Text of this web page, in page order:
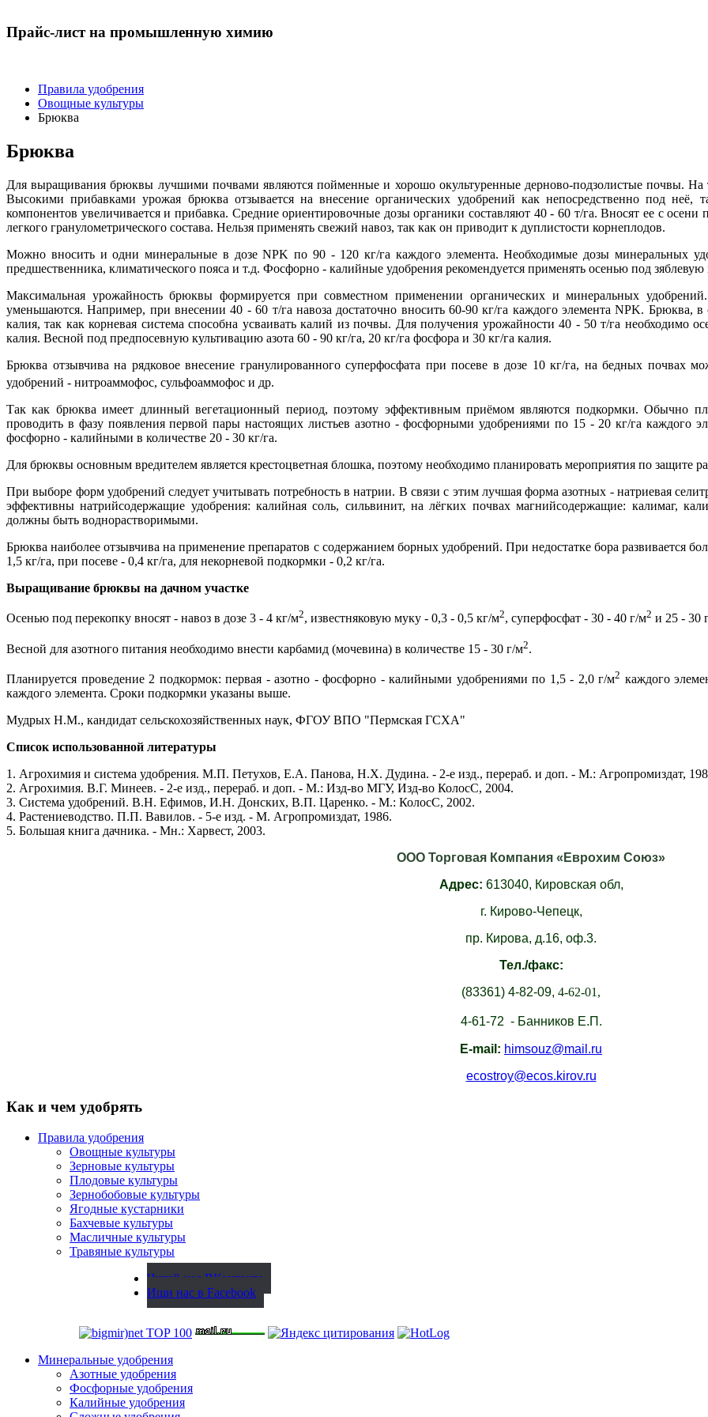
Прайс-лист на промышленную химию
Правила удобрения
Овощные культуры
Брюква
Брюква
Для выращивания брюквы лучшими почвами являются пойменные и хорошо окультуренные дерново-подзолистые почвы. На
Высокими прибавками урожая брюква отзывается на внесение органических удобрений как непосредственно под
компонентов увеличивается и прибавка. Средние ориентировочные дозы органики составляют 40 - 60 т/га. Вносят ее с
легкого гранулометрического состава. Нельзя применять свежий навоз, так как он приводит к дуплистости корнеплодов.
Можно вносить и одни минеральные в дозе NPK по 90 - 120 кг/га каждого элемента. Необходимые дозы минеральных
предшественника, климатического пояса и т.д. Фосфорно - калийные удобрения рекомендуется применять осенью под
Максимальная урожайность брюквы формируется при совместном применении органических и минеральных
уменьшаются. Например, при внесении 40 - 60 т/га навоза достаточно вносить 60-90 кг/га каждого элемента NPK. Брюква, в
калия, так как корневая система способна усваивать калий из почвы. Для получения урожайности 40 - 50 т/га необходимо
калия. Весной под предпосевную культивацию азота 60 - 90 кг/га, 20 кг/га фосфора и 30 кг/га калия.
Брюква отзывчива на рядковое внесение гранулированного суперфосфата при посеве в дозе 10 кг/га, на бедных почвах
удобрений - нитроаммофос, сульфоаммофос и др.
Так как брюква имеет длинный вегетационный период, поэтому эффективным приёмом являются подкормки. Обычно
проводить в фазу появления первой пары настоящих листьев азотно - фосфорными удобрениями по 15 - 20 кг/га каждого
фосфорно - калийными в количестве 20 - 30 кг/га.
Для брюквы основным вредителем является крестоцветная блошка, поэтому необходимо планировать мероприятия по защите
При выборе форм удобрений следует учитывать потребность в натрии. В связи с этим лучшая форма азотных - натриевая
эффективны натрийсодержащие удобрения: калийная соль, сильвинит, на лёгких почвах магнийсодержащие: калимаг,
должны быть воднорастворимыми.
Брюква наиболее отзывчива на применение препаратов с содержанием борных удобрений. При недостатке бора развивается
1,5 кг/га, при посеве - 0,4 кг/га, для некорневой подкормки - 0,2 кг/га.
Выращивание брюквы на дачном участке
Осенью под перекопку вносят - навоз в дозе 3 - 4 кг/м2, известняковую муку - 0,3 - 0,5 кг/м2, суперфосфат - 30 - 40 г/м2 и 25 - 30
Весной для азотного питания необходимо внести карбамид (мочевина) в количестве 15 - 30 г/м2.
Планируется проведение 2 подкормок: первая - азотно - фосфорно - калийными удобрениями по 1,5 - 2,0 г/м2 каждого
каждого элемента. Сроки подкормки указаны выше.
Мудрых Н.М., кандидат сельскохозяйственных наук, ФГОУ ВПО "Пермская ГСХА"
Список использованной литературы
1. Агрохимия и система удобрения. М.П. Петухов, Е.А. Панова, Н.Х. Дудина. - 2-е изд., перераб. и доп. - М.: Агропромиздат,
2. Агрохимия. В.Г. Минеев. - 2-е изд., перераб. и доп. - М.: Изд-во МГУ, Изд-во КолосС, 2004.
3. Система удобрений. В.Н. Ефимов, И.Н. Донских, В.П. Царенко. - М.: КолосС, 2002.
4. Растениеводство. П.П. Вавилов. - 5-е изд. - М. Агропромиздат, 1986.
5. Большая книга дачника. - Мн.: Харвест, 2003.
ООО Торговая Компания «Еврохим Союз»
Адрес: 613040, Кировская обл,
г. Кирово-Чепецк,
пр. Кирова, д.16, оф.3.
Тел./факс:
(83361) 4-82-09, 4-62-01,
4-61-72 - Банников Е.П.
E-mail: himsouz@mail.ru
ecostroy@ecos.kirov.ru
Как и чем удобрять
Правила удобрения
Овощные культуры
Зерновые культуры
Плодовые культуры
Зернобобовые культуры
Ягодные кустарники
Бахчевые культуры
Масличные культуры
Травяные культуры
Читай нас ВКонтакте
Ищи нас в Facebook
Минеральные удобрения
Азотные удобрения
Фосфорные удобрения
Калийные удобрения